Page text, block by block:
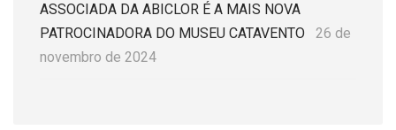
ASSOCIADA DA ABICLOR É A MAIS NOVA
PATROCINADORA DO MUSEU CATAVENTO
26 de
novembro de 2024